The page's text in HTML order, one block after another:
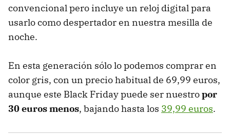
convencional pero incluye un reloj digital para
usarlo como despertador en nuestra mesilla de
noche.
En esta generación sólo lo podemos comprar en
color gris, con un precio habitual de 69,99 euros,
aunque este Black Friday puede ser nuestropor
30 euros menos, bajando hasta los 39,99 euros.